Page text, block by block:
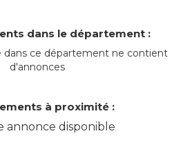
dans le département :
dans ce département ne contient
d'annonces
à proximité :
annonce disponible